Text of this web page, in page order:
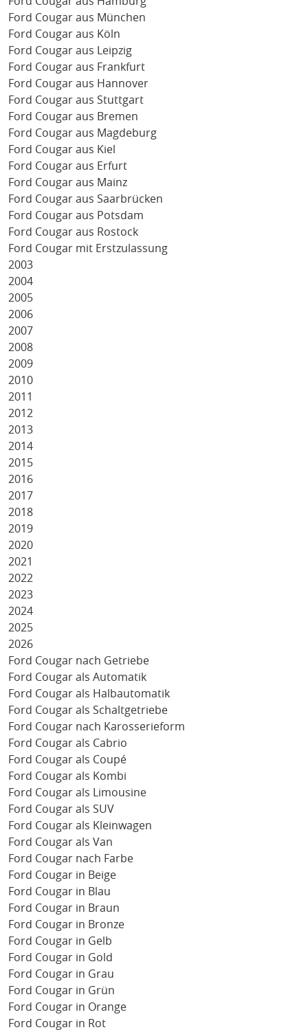
Ford Cougar aus München
Ford Cougar aus Köln
Ford Cougar aus Leipzig
Ford Cougar aus Frankfurt
Ford Cougar aus Hannover
Ford Cougar aus Stuttgart
Ford Cougar aus Bremen
Ford Cougar aus Magdeburg
Ford Cougar aus Kiel
Ford Cougar aus Erfurt
Ford Cougar aus Mainz
Ford Cougar aus Saarbrücken
Ford Cougar aus Potsdam
Ford Cougar aus Rostock
Ford Cougar mit Erstzulassung
2003
2004
2005
2006
2007
2008
2009
2010
2011
2012
2013
2014
2015
2016
2017
2018
2019
2020
2021
2022
2023
2024
2025
2026
Ford Cougar nach Getriebe
Ford Cougar als Automatik
Ford Cougar als Halbautomatik
Ford Cougar als Schaltgetriebe
Ford Cougar nach Karosserieform
Ford Cougar als Cabrio
Ford Cougar als Coupé
Ford Cougar als Kombi
Ford Cougar als Limousine
Ford Cougar als SUV
Ford Cougar als Kleinwagen
Ford Cougar als Van
Ford Cougar nach Farbe
Ford Cougar in Beige
Ford Cougar in Blau
Ford Cougar in Braun
Ford Cougar in Bronze
Ford Cougar in Gelb
Ford Cougar in Gold
Ford Cougar in Grau
Ford Cougar in Grün
Ford Cougar in Orange
Ford Cougar in Rot